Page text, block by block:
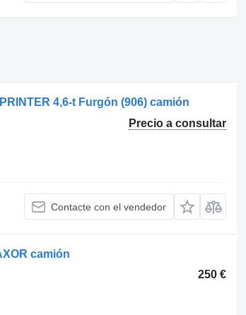
4,6-t Furgón (906) camión
Precio a consultar
Contacte con el vendedor
camión
250 €